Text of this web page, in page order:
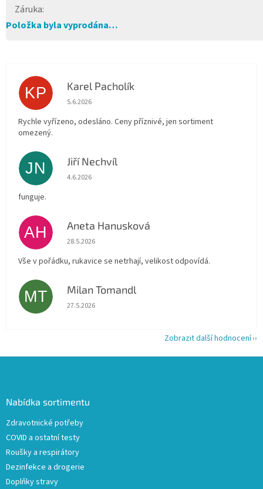
Záruka:
Položka byla vyprodána…
KP Karel Pacholík
Hodnocení obchodu je 4 z 5 hvězdiček.
5.6.2026
Rychle vyřízeno, odesláno. Ceny příznivé, jen sortiment
omezený.
JN Jiří Nechvíl
Hodnocení obchodu je 5 z 5 hvězdiček.
4.6.2026
funguje.
AH Aneta Hanusková
Hodnocení obchodu je 5 z 5 hvězdiček.
28.5.2026
Vše v pořádku, rukavice se netrhají, velikost odpovídá.
MT Milan Tomandl
Hodnocení obchodu je 5 z 5 hvězdiček.
27.5.2026
Zobrazit další hodnocení
Nabídka sortimentu
Zdravotnické potřeby
COVID a ostatní testy
Roušky a respirátory
Dezinfekce a drogerie
Doplňky stravy